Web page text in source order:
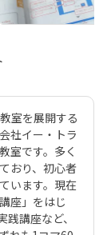
室を展開する
社イー・トラ
室です。多く
おり、初心者
います。現在
座」をはじ
講座など、